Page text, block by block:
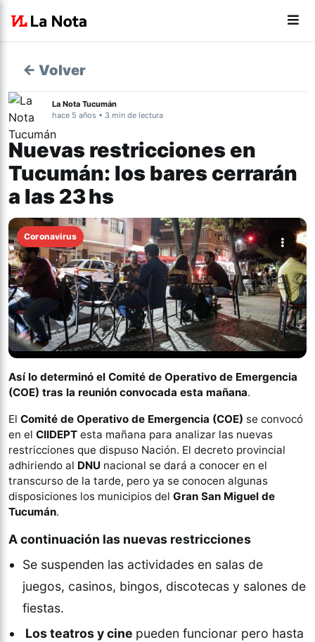
← Volver
La Nota Tucumán
hace 5 años • 3 min de lectura
Nuevas restricciones en
Tucumán: los bares cerrarán
a las 23 hs
Coronavirus
Así lo determinó el Comité de Operativo de Emergencia
(COE) tras la reunión convocada esta mañana.
El Comité de Operativo de Emergencia (COE) se convocó
en el CIIDEPT esta mañana para analizar las nuevas
restricciones que dispuso Nación. El decreto provincial
adhiriendo al DNU nacional se dará a conocer en el
transcurso de la tarde, pero ya se conocen algunas
disposiciones los municipios del Gran San Miguel de
Tucumán.
A continuación las nuevas restricciones
Se suspenden las actividades en salas de
juegos, casinos, bingos, discotecas y salones de
fiestas.
Los teatros y cine pueden funcionar pero hasta